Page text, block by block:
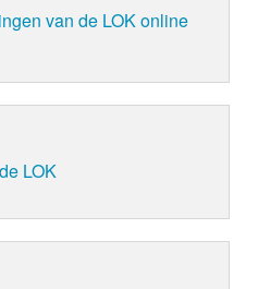
van de LOK online
LOK